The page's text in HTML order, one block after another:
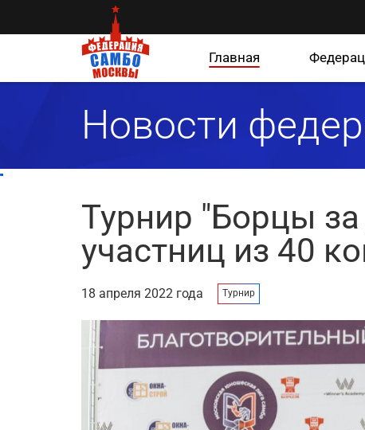
Главная
Новости
Турнир "Борцы
участниц из 40
18 апреля 2022 года Турнир